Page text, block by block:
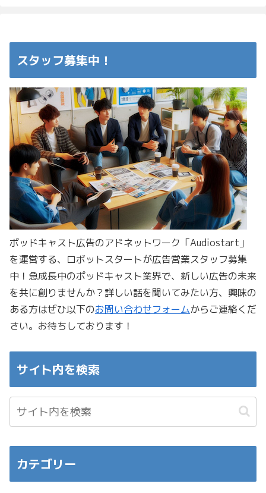
スタッフ募集中！
ポッドキャスト広告のアドネットワーク「Audiostart」
を運営する、ロボットスタートが広告営業スタッフ募集
中！急成長中のポッドキャスト業界で、新しい広告の未来
を共に創りませんか？詳しい話を聞いてみたい方、興味の
ある方はぜひ以下のお問い合わせフォームからご連絡くだ
さい。お待ちしております！
サイト内を検索
カテゴリー